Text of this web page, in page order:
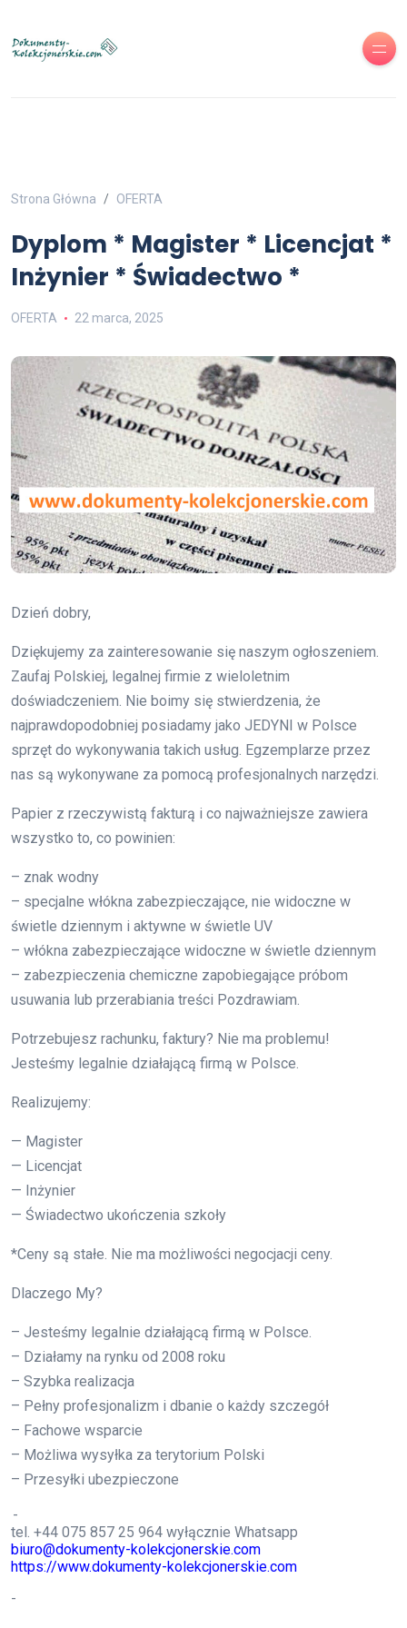
Strona Główna OFERTA
Dyplom * Magister * Licencjat *
Inżynier * Świadectwo *
OFERTA 22 marca, 2025
Dzień dobry,
Dziękujemy za zainteresowanie się naszym ogłoszeniem.
Zaufaj Polskiej, legalnej firmie z wieloletnim
doświadczeniem. Nie boimy się stwierdzenia, że
najprawdopodobniej posiadamy jako JEDYNI w Polsce
sprzęt do wykonywania takich usług. Egzemplarze przez
nas są wykonywane za pomocą profesjonalnych narzędzi.
Papier z rzeczywistą fakturą i co najważniejsze zawiera
wszystko to, co powinien:
– znak wodny
– specjalne włókna zabezpieczające, nie widoczne w
świetle dziennym i aktywne w świetle UV
– włókna zabezpieczające widoczne w świetle dziennym
– zabezpieczenia chemiczne zapobiegające próbom
usuwania lub przerabiania treści Pozdrawiam.
Potrzebujesz rachunku, faktury? Nie ma problemu!
Jesteśmy legalnie działającą firmą w Polsce.
Realizujemy:
— Magister
— Licencjat
— Inżynier
— Świadectwo ukończenia szkoły
*Ceny są stałe. Nie ma możliwości negocjacji ceny.
Dlaczego My?
– Jesteśmy legalnie działającą firmą w Polsce.
– Działamy na rynku od 2008 roku
– Szybka realizacja
– Pełny profesjonalizm i dbanie o każdy szczegół
– Fachowe wsparcie
– Możliwa wysyłka za terytorium Polski
– Przesyłki ubezpieczone
-
tel. +44 075 857 25 964 wyłącznie Whatsapp
biuro@dokumenty-kolekcjonerskie.com
https://www.dokumenty-kolekcjonerskie.com
-